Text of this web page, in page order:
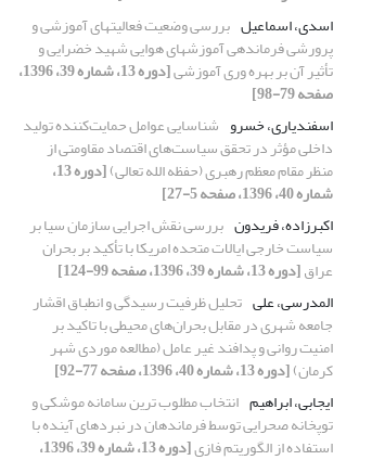
اسدی، اسماعیل بررسی وضعیت فعالیتهای آموزشی و
پرورشی فرماندهی آموزشهای هوایی شهید خضرایی و
تأثیر آن بر بهره وری آموزشی [دوره 13، شماره 39، 1396،
صفحه 79-98]
اسفندیاری، خسرو شناسایی عوامل حمایت‌کننده تولید
داخلی مؤثر در تحقق سیاست‌های اقتصاد مقاومتی از
منظر مقام معظم رهبری (حفظه الله تعالی) [دوره 13،
شماره 40، 1396، صفحه 5-27]
اکبرزاده، فریدون بررسی نقش اجرایی سازمان سیا بر
سیاست خارجی ایالات متحده امریکا با تأکید بر بحران
عراق[دوره 13، شماره 39، 1396، صفحه 99-124]
المدرسی، علی تحلیل ظرفیت رسیدگی و انطباق اقشار
جامعه شهری در مقابل بحران‌های محیطی با تاکید بر
امنیت روانی و پدافند غیر عامل (مطالعه موردی شهر
کرمان)[دوره 13، شماره 40، 1396، صفحه 77-92]
ایجابی، ابراهیم انتخاب مطلوب ترین سامانه موشکی و
توپخانه صحرایی توسط فرماندهان در نبردهای آینده با
استفاده از الگوریتم فازی [دوره 13، شماره 39، 1396،